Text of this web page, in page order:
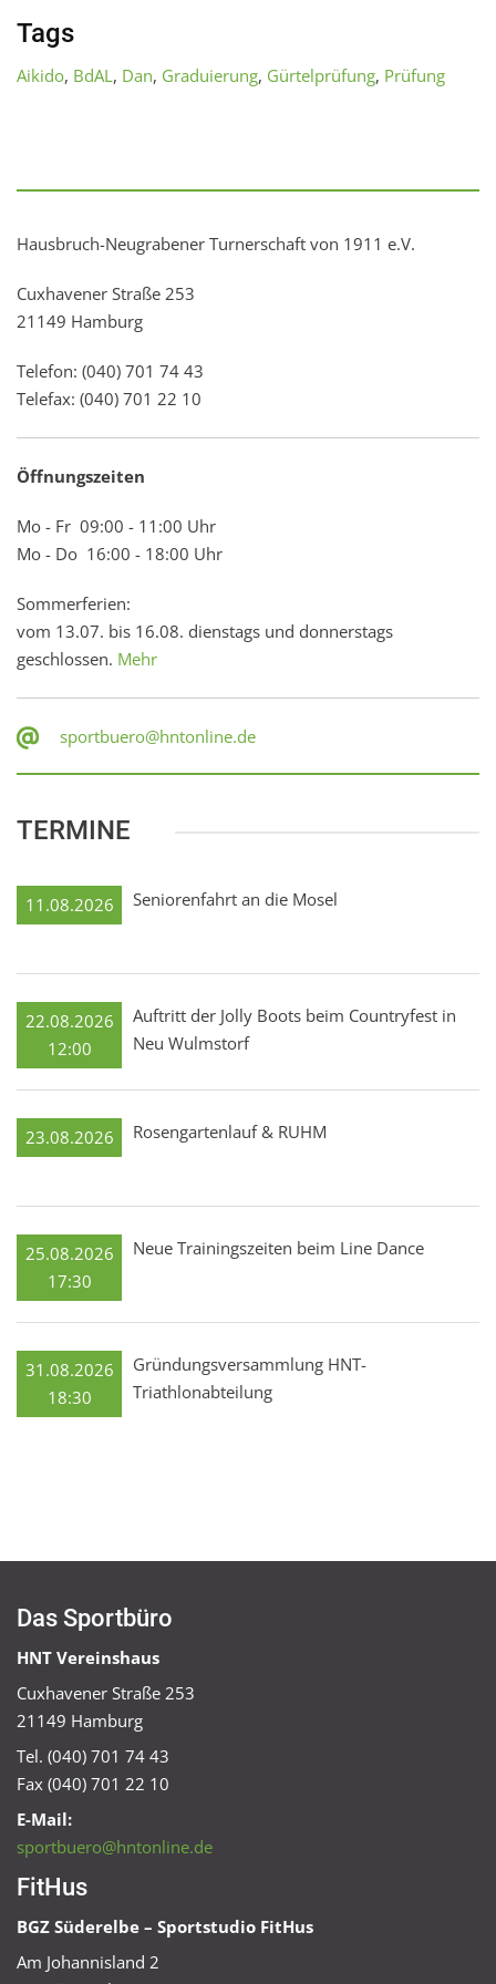
Tags
Aikido, BdAL , Dan, Graduierung, Gürtelprüfung, Prüfung
Hausbruch-Neugrabener Turnerschaft von 1911 e.V.
Cuxhavener Straße 253
21149 Hamburg
Telefon: (040) 701 74 43
Telefax: (040) 701 22 10
Öffnungszeiten
Mo - Fr 09:00 - 11:00 Uhr
Mo - Do 16:00 - 18:00 Uhr
Sommerferien:
vom 13.07. bis 16.08. dienstags und donnerstags
geschlossen. Mehr
sportbuero@hntonline.de
TERMINE
11.08.2026 Seniorenfahrt an die Mosel
22.08.2026
12:00
Auftritt der Jolly Boots beim Countryfest in
Neu Wulmstorf
23.08.2026 Rosengartenlauf & RUHM
25.08.2026
17:30
Neue Trainingszeiten beim Line Dance
31.08.2026
18:30
Gründungsversammlung HNT-
Triathlonabteilung
Das Sportbüro
HNT Vereinshaus
Cuxhavener Straße 253
21149 Hamburg
Tel. (040) 701 74 43
Fax (040) 701 22 10
E-Mail:
sportbuero@hntonline.de
FitHus
BGZ Süderelbe – Sportstudio FitHus
Am Johannisland 2